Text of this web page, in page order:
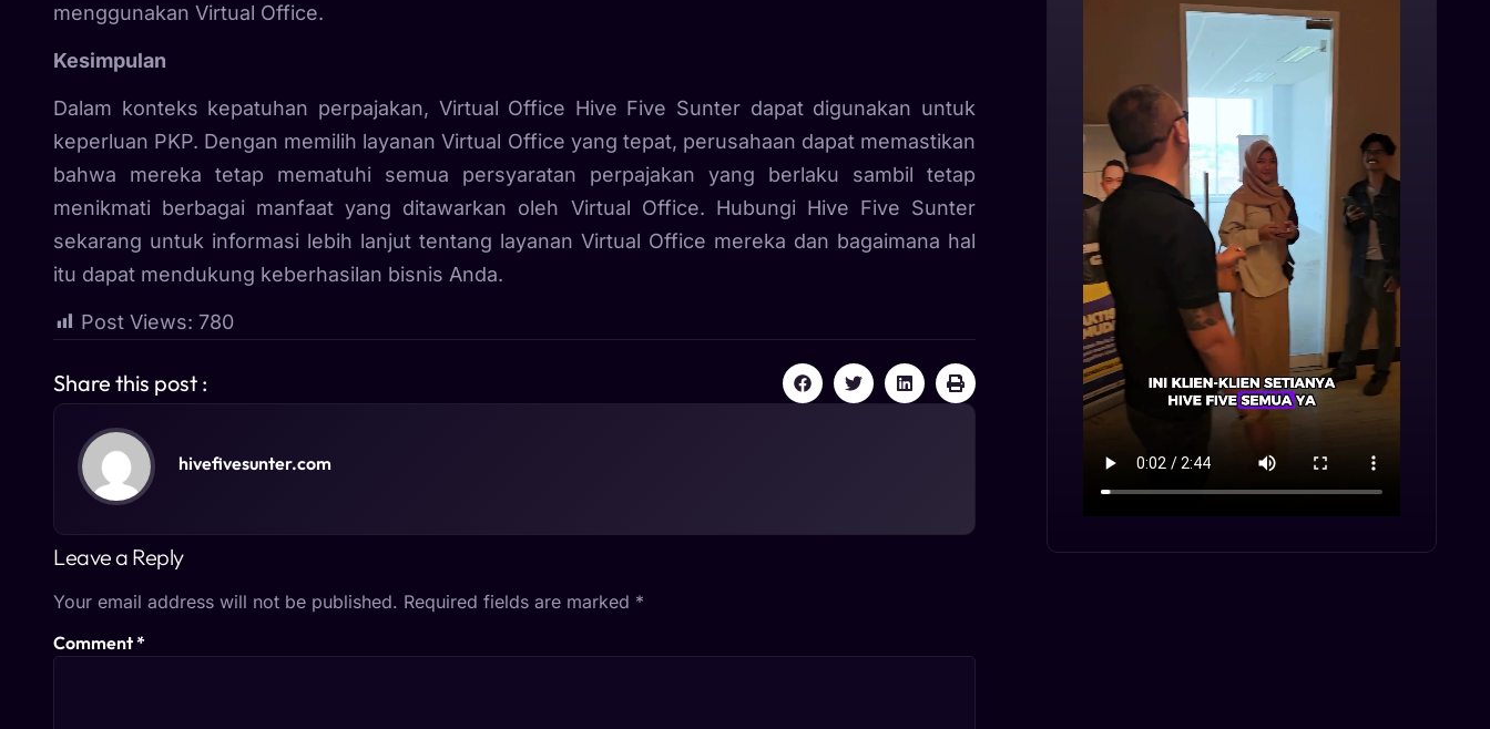
menggunakan Virtual Office.
Kesimpulan
Dalam konteks kepatuhan perpajakan, Virtual Office Hive Five Sunter dapat digunakan untuk
keperluan PKP. Dengan memilih layanan Virtual Office yang tepat, perusahaan dapat memastikan
bahwa mereka tetap mematuhi semua persyaratan perpajakan yang berlaku sambil tetap
menikmati berbagai manfaat yang ditawarkan oleh Virtual Office. Hubungi Hive Five Sunter
sekarang untuk informasi lebih lanjut tentang layanan Virtual Office mereka dan bagaimana hal
itu dapat mendukung keberhasilan bisnis Anda.
Post Views: 780
Share this post :
hivefivesunter.com
Leave a Reply
Your email address will not be published. Required fields are marked *
Comment*